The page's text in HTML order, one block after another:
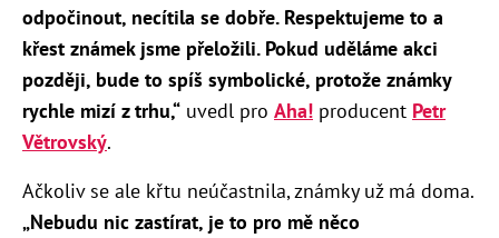
odpočinout, necítila se dobře. Respektujeme to a
křest známek jsme přeložili. Pokud uděláme akci
později, bude to spíš symbolické, protože známky
rychle mizí z trhu,“ uvedl pro Aha! producent Petr
Větrovský.
Ačkoliv se ale křtu neúčastnila, známky už má doma.
„Nebudu nic zastírat, je to pro mě něco